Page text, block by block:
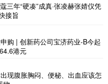
三年“硬凑”成真·张凌赫张婧仪凭
接旨
购 | 创新药公司宝济药业-B今起
港元
现腹胀胸闷、便秘、出血应该怎